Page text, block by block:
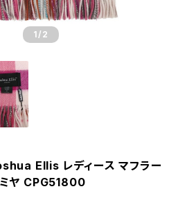
1 /2
Ellis レディース マフラー
ヤ CPG51800